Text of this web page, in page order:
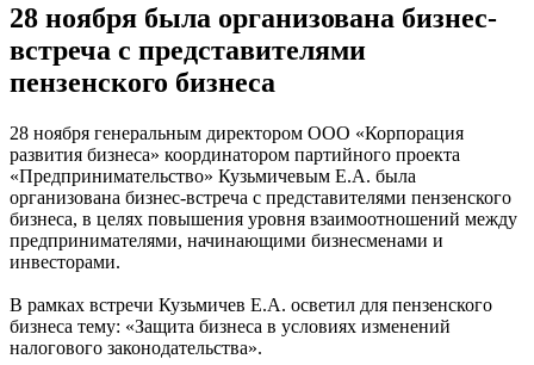
28 ноября была организована бизнес-
встреча с представителями
пензенского бизнеса
28 ноября генеральным директором ООО «Корпорация
развития бизнеса» координатором партийного проекта
«Предпринимательство» Кузьмичевым Е.А. была
организована бизнес-встреча с представителями пензенского
бизнеса, в целях повышения уровня взаимоотношений между
предпринимателями, начинающими бизнесменами и
инвесторами.
В рамках встречи Кузьмичев Е.А. осветил для пензенского
бизнеса тему: «Защита бизнеса в условиях изменений
налогового законодательства».